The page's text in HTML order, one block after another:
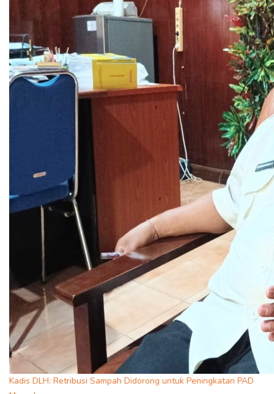
Kadis DLH: Retribusi Sampah Didorong untuk Peningkatan PAD